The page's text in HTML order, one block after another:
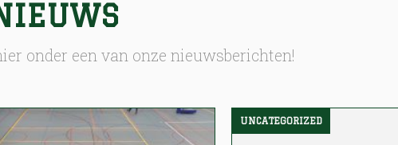
onder een van onze nieuwsberichten!
UNCATEGORIZED